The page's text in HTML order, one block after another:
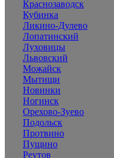
Краснозаводск
Кубинка
Ликино-Дулево
Лопатинский
Луховицы
Львовский
Можайск
Мытищи
Новинки
Ногинск
Орехово-Зуево
Подольск
Протвино
Пущино
Реутов